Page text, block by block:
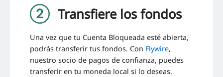
Transfiere los fondos
Una vez que tu Cuenta Bloqueada esté abierta,
podrás transferir tus fondos. Con Flywire,
nuestro socio de pagos de confianza, puedes
transferir en tu moneda local si lo deseas.